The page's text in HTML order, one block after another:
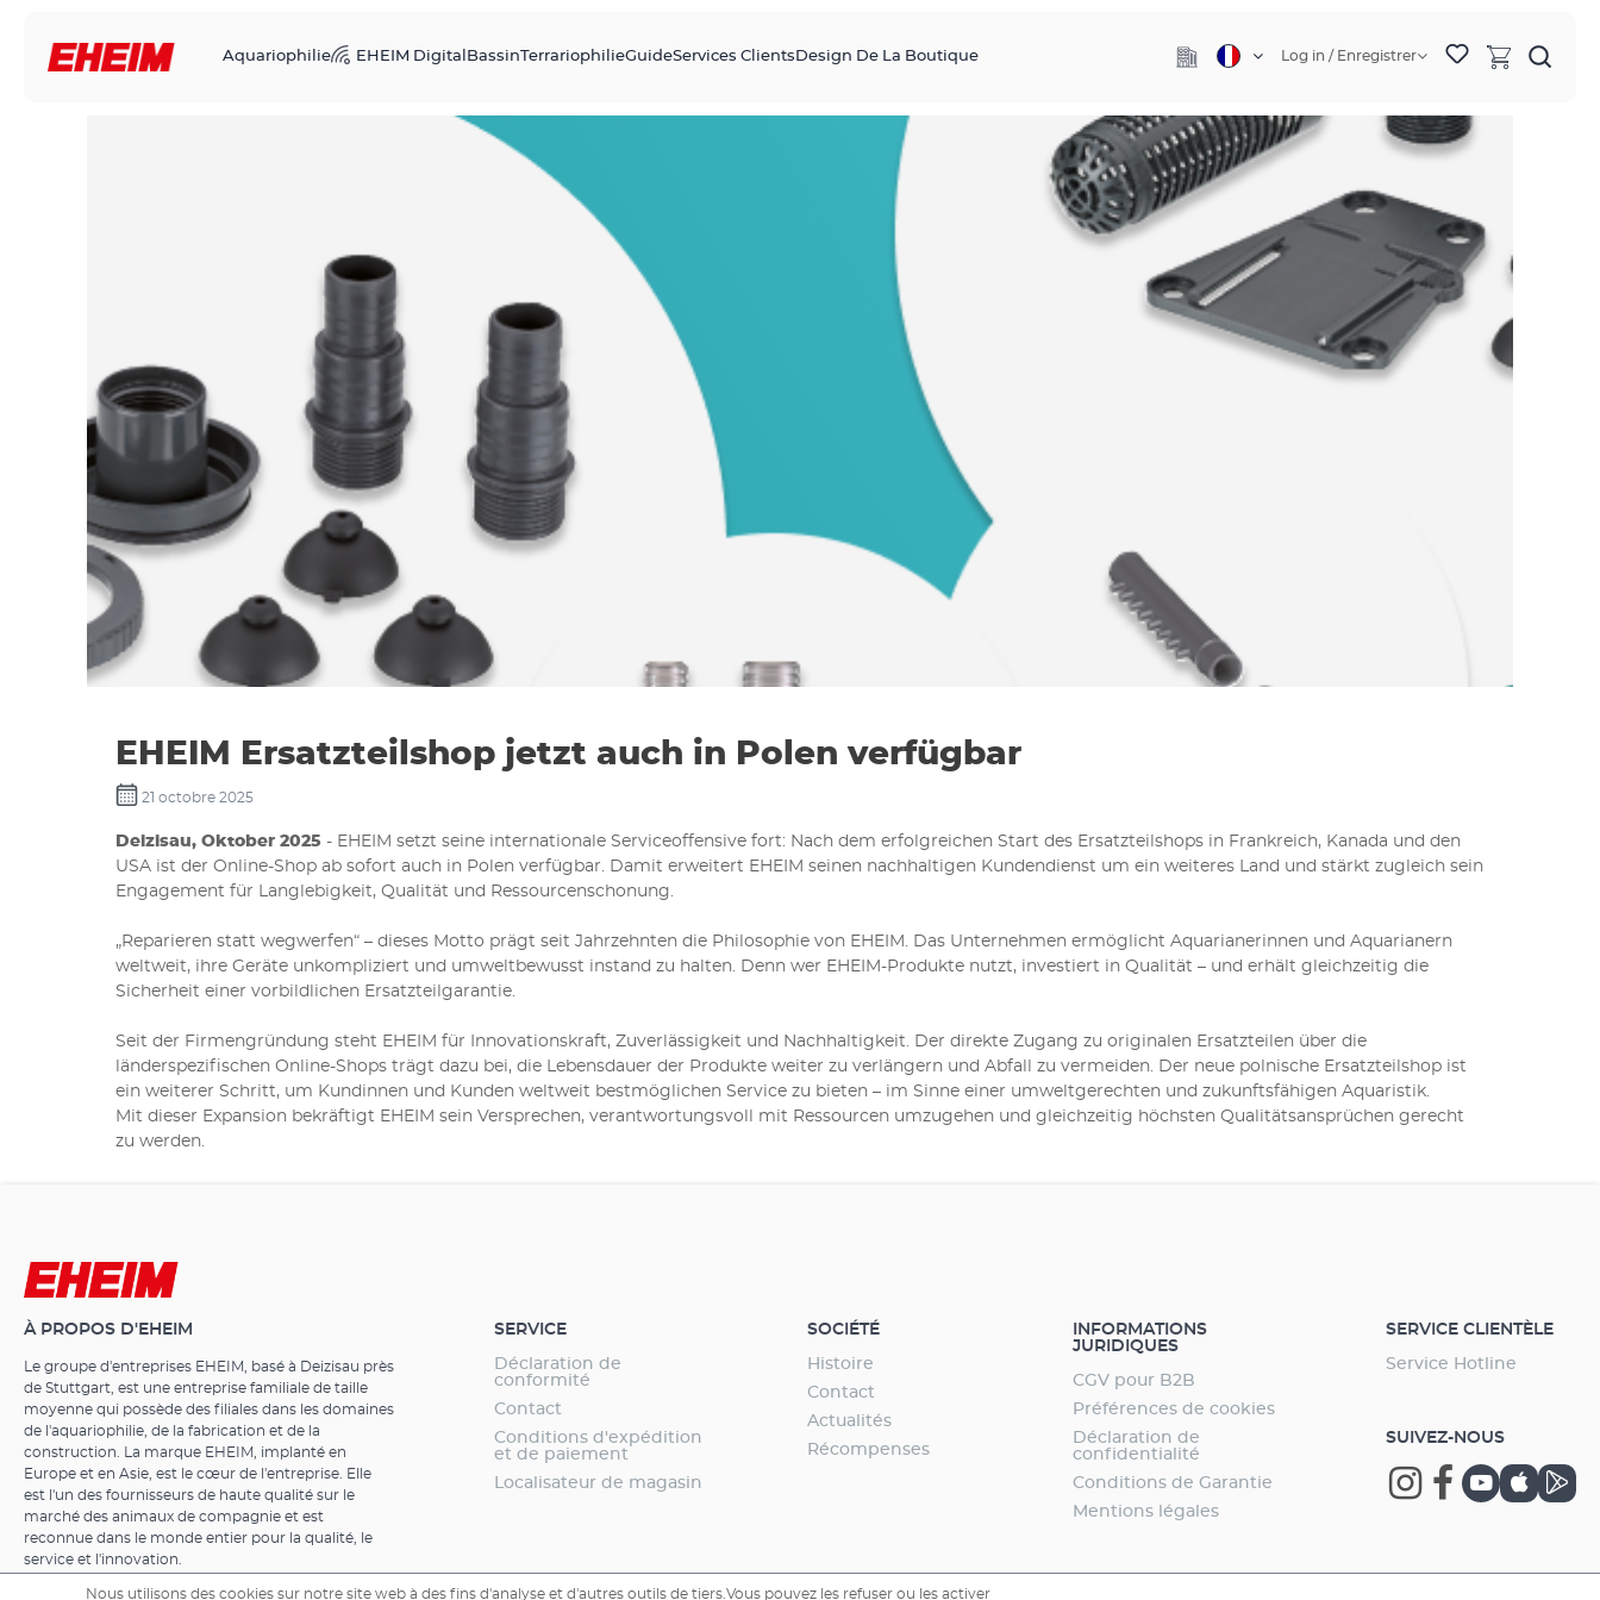
Aquariophilie EHEIM Digital BassinTerrariophilieGuideServices Clients Design De La Boutique Log in / Enregistrer
EHEIM Ersatzteilshop jetzt auch in Polen verfügbar
21 octobre 2025
Deizisau, Oktober 2025 - EHEIM setzt seine internationale Serviceoffensive fort: Nach dem erfolgreichen Start des Ersatzteilshops in Frankreich, Kanada und den
USA ist der Online-Shop ab sofort auch in Polen verfügbar. Damit erweitert EHEIM seinen nachhaltigen Kundendienst um ein weiteres Land und stärkt zugleich sein
Engagement für Langlebigkeit, Qualität und Ressourcenschonung.
„Reparieren statt wegwerfen“ – dieses Motto prägt seit Jahrzehnten die Philosophie von EHEIM. Das Unternehmen ermöglicht Aquarianerinnen und Aquarianern
weltweit, ihre Geräte unkompliziert und umweltbewusst instand zu halten. Denn wer EHEIM-Produkte nutzt, investiert in Qualität – und erhält gleichzeitig die
Sicherheit einer vorbildlichen Ersatzteilgarantie.
Seit der Firmengründung steht EHEIM für Innovationskraft, Zuverlässigkeit und Nachhaltigkeit. Der direkte Zugang zu originalen Ersatzteilen über die
länderspezifischen Online-Shops trägt dazu bei, die Lebensdauer der Produkte weiter zu verlängern und Abfall zu vermeiden. Der neue polnische Ersatzteilshop ist
ein weiterer Schritt, um Kundinnen und Kunden weltweit bestmöglichen Service zu bieten – im Sinne einer umweltgerechten und zukunftsfähigen Aquaristik.
Mit dieser Expansion bekräftigt EHEIM sein Versprechen, verantwortungsvoll mit Ressourcen umzugehen und gleichzeitig höchsten Qualitätsansprüchen gerecht
zu werden.
À PROPOS D'EHEIM
Le groupe d'entreprises EHEIM, basé à Deizisau près
de Stuttgart, est une entreprise familiale de taille
moyenne qui possède des filiales dans les domaines
de l'aquariophilie, de la fabrication et de la
construction. La marque EHEIM, implanté en
Europe et en Asie, est le cœur de l'entreprise. Elle
est l'un des fournisseurs de haute qualité sur le
marché des animaux de compagnie et est
reconnue dans le monde entier pour la qualité, le
service et l'innovation.
SERVICE
Déclaration de
conformité
Contact
Conditions d'expédition
et de paiement
Localisateur de magasin
SOCIÉTÉ
Histoire
Contact
Actualités
Récompenses
INFORMATIONS
JURIDIQUES
CGV pour B2B
Préférences de cookies
Déclaration de
confidentialité
Conditions de Garantie
Mentions légales
SERVICE CLIENTÈLE
Service Hotline
SUIVEZ-NOUS
Nous utilisons des cookies sur notre site web à des fins d'analyse et d'autres outils de tiers.Vous pouvez les refuser ou les activer